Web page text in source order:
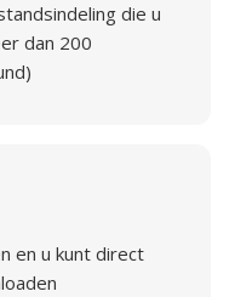
die u
dan 200
en u kunt direct